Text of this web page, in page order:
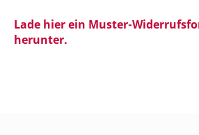
Lade hier ein Muster-
herunter.